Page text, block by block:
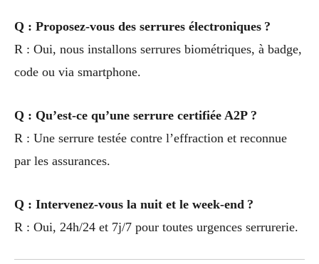
Q : Proposez-vous des serrures électroniques ?
R : Oui, nous installons serrures biométriques, à badge,
code ou via smartphone.
Q : Qu’est-ce qu’une serrure certifiée A2P ?
R : Une serrure testée contre l’effraction et reconnue
par les assurances.
Q : Intervenez-vous la nuit et le week-end ?
R : Oui, 24h/24 et 7j/7 pour toutes urgences serrurerie.